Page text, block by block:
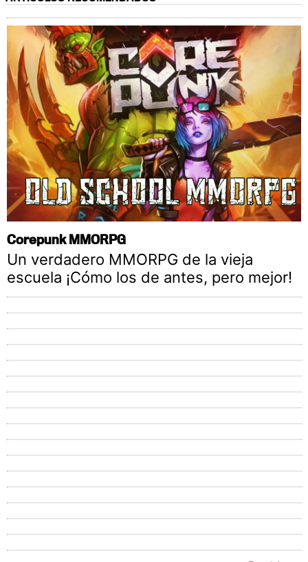
Corepunk MMORPG
Un verdadero MMORPG de la vieja
escuela ¡Cómo los de antes, pero mejor!